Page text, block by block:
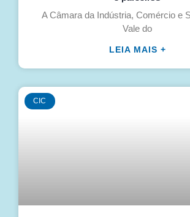
A Câmara da Indústria, Comércio e
Vale do
LEIA MAIS +
CIC